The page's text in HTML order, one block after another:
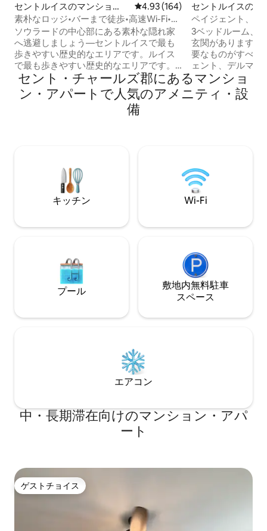
セントルイスのマンショ
ン・アパート
レビュー164件、5つ星中4.93つ
4.93 (164)
素朴なロッジ•バーまで徒歩•高速Wi-Fi•洗
濯室
ソウラードの中心部にある素朴な隠れ家
へ逃避しましょう—セントルイスで最も
歩きやすい歴史的なエリアです。ルイス
で最も歩きやすい歴史的なエリアです。
この居心地の良い1寝室のお部屋は、ログ
ハウススタイルの魅力とモダンな快適さ
が融合しています。贅沢なクイーンサイ
ズベッド、高品質のリネン、高速光ファ
ット、人気のバー、ライブハウス、レス
トランがあります。ダウンタウン、ブッ
シュスタジアム、アーチまで数分です。
カップル、ビジネス旅行、週末の旅行に
約！
セントルイスのマ
ン・アパート
ペイジェント、ウ
パーク、ループの
3ベッドルーム、
玄関があります。
要なものがすべて
ェント、デルマー
トン大学、ブルー
スモーク、マジ
で行けます。
散策してください
Uber/Lyftを利用
ケー、ライブミュ
ィミュージアム、
セント・チャールズ郡にあるマンショ
ン・アパートで人気のアメニティ・設
備
キッチン Wi-Fi
プール
敷地内無料駐⁠車
ス⁠ペ⁠ー⁠ス
エアコン
中・長期滞在向けのマンション・アパ
ート
ゲストチョイス
ゲストチョイス